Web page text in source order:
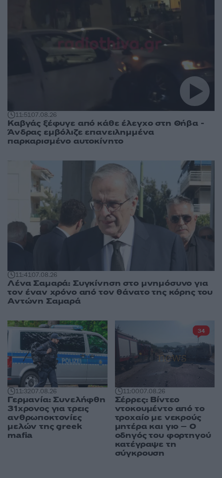
11:5107.08.26
Καβγάς ξέφυγε από κάθε έλεγχο στη Θήβα -
Άνδρας εμβόλιζε επανειλημμένα
παρκαρισμένο αυτοκίνητο
11:4107.08.26
Λένα Σαμαρά: Συγκίνηση στο μνημόσυνο για
τον έναν χρόνο από τον θάνατο της κόρης του
Αντώνη Σαμαρά
11:3207.08.26
Γερμανία: Συνελήφθη
31χρονος για τρεις
ανθρωποκτονίες
μελών της greek
mafia
11:0007.08.26
Σέρρες: Βίντεο
ντοκουμέντο από το
τροχαίο με νεκρούς
μητέρα και γιο – Ο
οδηγός του φορτηγού
κατέγραψε τη
σύγκρουση
34